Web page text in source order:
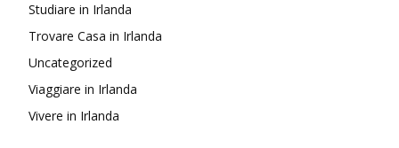
Studiare in Irlanda
Trovare Casa in Irlanda
Uncategorized
Viaggiare in Irlanda
Vivere in Irlanda